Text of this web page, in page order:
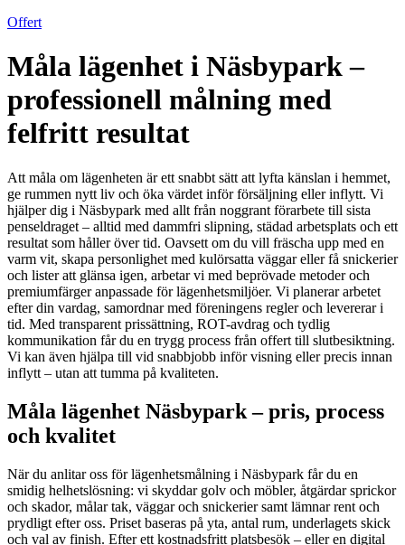
Offert
Måla lägenhet i Näsbypark –
professionell målning med
felfritt resultat
Att måla om lägenheten är ett snabbt sätt att lyfta känslan i hemmet,
ge rummen nytt liv och öka värdet inför försäljning eller inflytt. Vi
hjälper dig i Näsbypark med allt från noggrant förarbete till sista
penseldraget – alltid med dammfri slipning, städad arbetsplats och ett
resultat som håller över tid. Oavsett om du vill fräscha upp med en
varm vit, skapa personlighet med kulörsatta väggar eller få snickerier
och lister att glänsa igen, arbetar vi med beprövade metoder och
premiumfärger anpassade för lägenhetsmiljöer. Vi planerar arbetet
efter din vardag, samordnar med föreningens regler och levererar i
tid. Med transparent prissättning, ROT-avdrag och tydlig
kommunikation får du en trygg process från offert till slutbesiktning.
Vi kan även hjälpa till vid snabbjobb inför visning eller precis innan
inflytt – utan att tumma på kvaliteten.
Måla lägenhet Näsbypark – pris, process
och kvalitet
När du anlitar oss för lägenhetsmålning i Näsbypark får du en
smidig helhetslösning: vi skyddar golv och möbler, åtgärdar sprickor
och skador, målar tak, väggar och snickerier samt lämnar rent och
prydligt efter oss. Priset baseras på yta, antal rum, underlagets skick
och val av finish. Efter ett kostnadsfritt platsbesök – eller en digital